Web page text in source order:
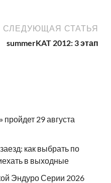
СЛЕДУЮЩАЯ СТАТЬЯ
summerKAT 2012: 3 этап
29 августа
как выбрать по
в выходные
Эндуро Серии 2026